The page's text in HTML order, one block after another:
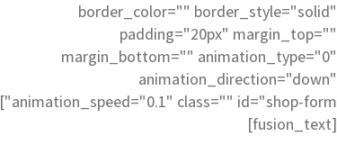
border_color="" border_style="solid"
padding="20px" margin_top=""
margin_bottom="" animation_type="0"
animation_direction="down"
animation_speed="0.1" class="" id="shop-form"]
[fusion_text]